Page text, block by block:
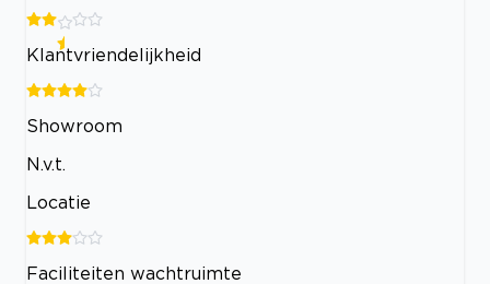
Klantvriendelijkheid
Showroom
N.v.t.
Locatie
Faciliteiten wachtruimte